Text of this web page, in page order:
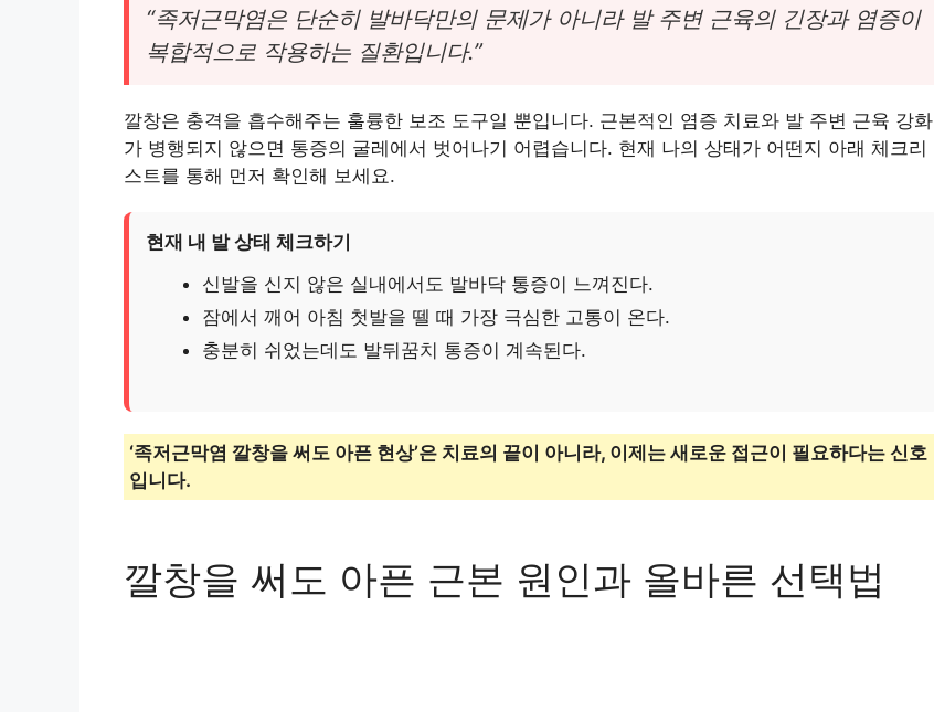
“족저근막염은 단순히 발바닥만의 문제가 아니라 발 주변 근육의 긴장과 염증이
복합적으로 작용하는 질환입니다.”
깔창은 충격을 흡수해주는 훌륭한 보조 도구일 뿐입니다. 근본적인 염증 치료와 발 주변 근육 강화
가 병행되지 않으면 통증의 굴레에서 벗어나기 어렵습니다. 현재 나의 상태가 어떤지 아래 체크리
스트를 통해 먼저 확인해 보세요.
현재 내 발 상태 체크하기
신발을 신지 않은 실내에서도 발바닥 통증이 느껴진다.
잠에서 깨어 아침 첫발을 뗄 때 가장 극심한 고통이 온다.
충분히 쉬었는데도 발뒤꿈치 통증이 계속된다.
‘족저근막염 깔창을 써도 아픈 현상’은 치료의 끝이 아니라, 이제는 새로운 접근이 필요하다는 신호
입니다.
깔창을 써도 아픈 근본 원인과 올바른 선택법